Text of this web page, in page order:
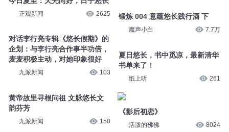
正观新闻 2625
对话李行亮专辑《悠长假期》的
企划：与李行亮合作事半功倍，
麦麦积极主动，对她印象很好
九派新闻 103
黄帝故里寻根问祖 文脉悠长文
韵芬芳
九派新闻 150
锻炼 004 意蕴悠长践行酒 下
魔声小白 7.7万
夏日悠长，书中觅凉，最新清华
书单来了！
纸上听 261
《影后初恋》
活泼的狒狒 8024